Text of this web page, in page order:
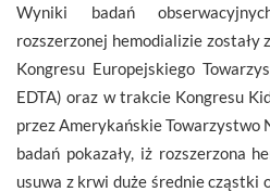
Wyniki badań
rozszerzonej hemodializie zostały
Kongresu Europejskiego
EDTA) oraz w trakcie Kongresu
przez Amerykańskie Towarzystwo
badań pokazały, iż rozszerzona
usuwa z krwi duże średnie cząstki